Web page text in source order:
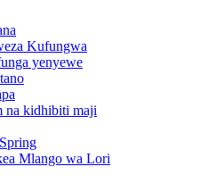
Kufungwa
yenyewe
na kidhibiti maji
Mlango wa Lori